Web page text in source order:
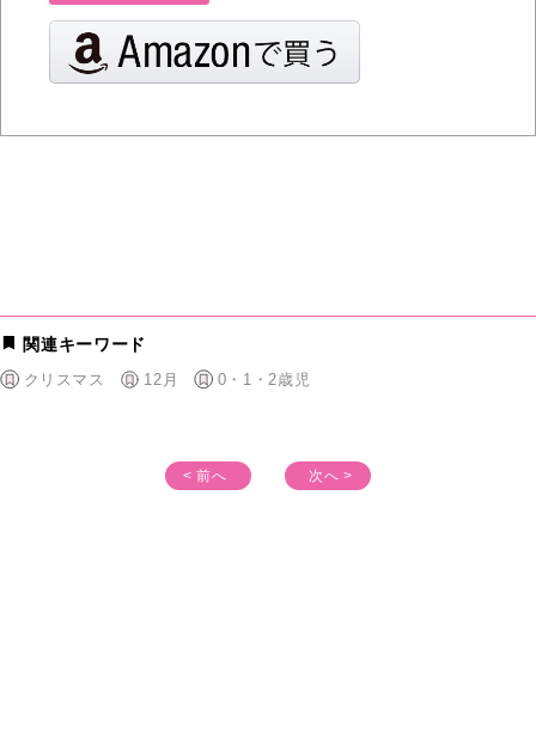
関連キーワード
クリスマス 12月 0・1・2歳児
< 前へ 次へ >